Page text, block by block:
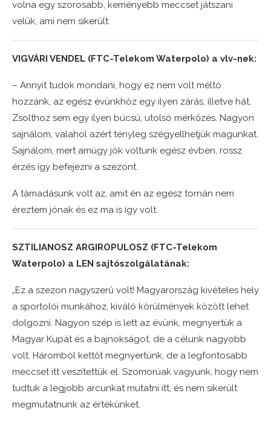
volna egy szorosabb, keményebb meccset játszani
velük, ami nem sikerült.
VIGVÁRI VENDEL (FTC-Telekom Waterpolo) a vlv-nek:
– Annyit tudok mondani, hogy ez nem volt méltó
hozzánk, az egész évünkhöz egy ilyen zárás, illetve hát,
Zsolthoz sem egy ilyen búcsú, utolsó mérkőzés. Nagyon
sajnálom, valahol azért tényleg szégyellhetjük magunkat.
Sajnálom, mert amúgy jók voltunk egész évben, rossz
érzés így befejezni a szezont.
A támadásunk volt az, amit én az egész tornán nem
éreztem jónak és ez ma is így volt.
SZTILIANOSZ ARGIROPULOSZ (FTC-Telekom
Waterpolo) a LEN sajtószolgálatának:
„Ez a szezon nagyszerű volt! Magyarország kivételes hely
a sportolói munkához, kiváló körülmények között lehet
dolgozni. Nagyon szép is lett az évünk, megnyertük a
Magyar Kupát és a bajnokságot, de a célunk nagyobb
volt. Háromból kettőt megnyertünk, de a legfontosabb
meccset itt veszítettük el. Szomorúak vagyunk, hogy nem
tudtuk a legjobb arcunkat mutatni itt, és nem sikerült
megmutatnunk az értékünket.